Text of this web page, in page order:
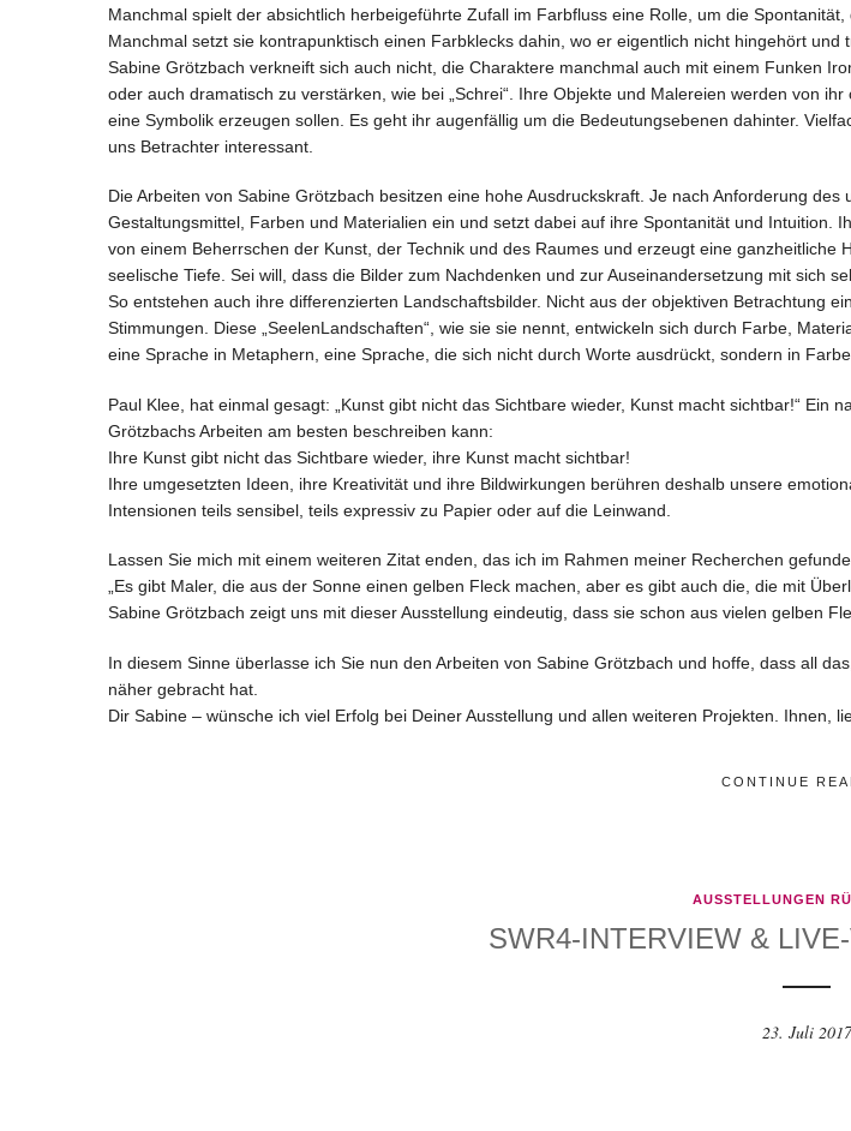
Manchmal spielt der absichtlich herbeigeführte Zufall im Farbfluss eine Rolle, um die
Manchmal setzt sie kontrapunktisch einen Farbklecks dahin, wo er eigentlich nicht hingehört und
Sabine Grötzbach verkneift sich auch nicht, die Charaktere manchmal auch mit einem Funken
oder auch dramatisch zu verstärken, wie bei „Schrei“. Ihre Objekte und Malereien werden von
eine Symbolik erzeugen sollen. Es geht ihr augenfällig um die Bedeutungsebenen dahinter.
uns Betrachter interessant.
Die Arbeiten von Sabine Grötzbach besitzen eine hohe Ausdruckskraft. Je nach Anforderung
Gestaltungsmittel, Farben und Materialien ein und setzt dabei auf ihre Spontanität und Intuition.
von einem Beherrschen der Kunst, der Technik und des Raumes und erzeugt eine
seelische Tiefe. Sei will, dass die Bilder zum Nachdenken und zur Auseinandersetzung mit sich
So entstehen auch ihre differenzierten Landschaftsbilder. Nicht aus der objektiven Betrachtung
Stimmungen. Diese „SeelenLandschaften“, wie sie sie nennt, entwickeln sich durch Farbe,
eine Sprache in Metaphern, eine Sprache, die sich nicht durch Worte ausdrückt, sondern in
Paul Klee, hat einmal gesagt: „Kunst gibt nicht das Sichtbare wieder, Kunst macht sichtbar!“
Grötzbachs Arbeiten am besten beschreiben kann:
Ihre Kunst gibt nicht das Sichtbare wieder, ihre Kunst macht sichtbar!
Ihre umgesetzten Ideen, ihre Kreativität und ihre Bildwirkungen berühren deshalb unsere
Intensionen teils sensibel, teils expressiv zu Papier oder auf die Leinwand.
Lassen Sie mich mit einem weiteren Zitat enden, das ich im Rahmen meiner Recherchen
„Es gibt Maler, die aus der Sonne einen gelben Fleck machen, aber es gibt auch die, die mit
Sabine Grötzbach zeigt uns mit dieser Ausstellung eindeutig, dass sie schon aus vielen gelben
In diesem Sinne überlasse ich Sie nun den Arbeiten von Sabine Grötzbach und hoffe, dass all
näher gebracht hat.
Dir Sabine – wünsche ich viel Erfolg bei Deiner Ausstellung und allen weiteren Projekten. Ihnen,
CONTINUE
AUSSTELLUNGEN
SWR4-INTERVIEW &
23. Juli 2017